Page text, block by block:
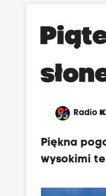
Radio
Piękna
wysokimi